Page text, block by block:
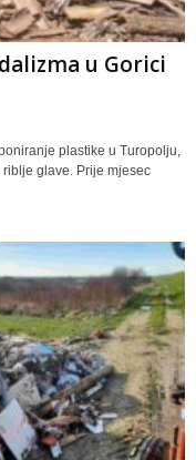
u Gorici
plastike u Turopolju,
glave. Prije mjesec